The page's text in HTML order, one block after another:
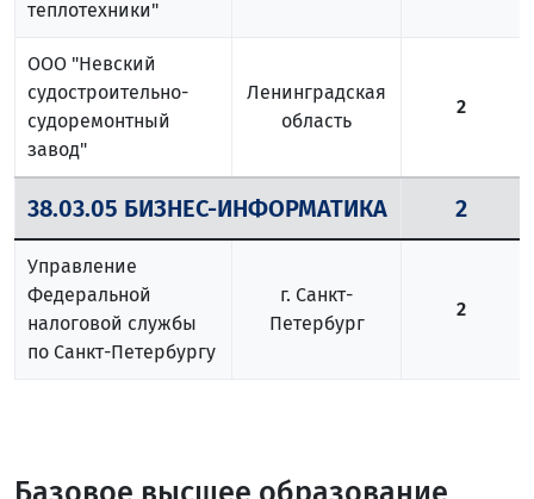
теплотехники"
ООО "Невский
судостроительно-
судоремонтный
завод"
Ленинградская
область
2
38.03.05 БИЗНЕС-ИНФОРМАТИКА 2
Управление
Федеральной
налоговой службы
по Санкт-Петербургу
г. Санкт-
Петербург
2